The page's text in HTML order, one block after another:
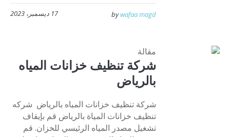
17 ديسمبر، 2023 bywafaa magd
مقالة
شركة تنظيف خزانات المياه
بالرياض
شركة تنظيف خزانات المياه بالرياض شركه
تنظيف خزانات المياة بالرياض قم بإيقاف
تشغيل مصدر المياه الرئيسي للخزان. قم